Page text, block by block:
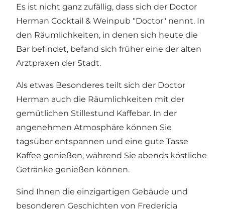
Es ist nicht ganz zufällig, dass sich der Doctor
Herman Cocktail & Weinpub "Doctor" nennt. In
den Räumlichkeiten, in denen sich heute die
Bar befindet, befand sich früher eine der alten
Arztpraxen der Stadt.
Als etwas Besonderes teilt sich der Doctor
Herman auch die Räumlichkeiten mit der
gemütlichen Stillestund Kaffebar. In der
angenehmen Atmosphäre können Sie
tagsüber entspannen und eine gute Tasse
Kaffee genießen, während Sie abends köstliche
Getränke genießen können.
Sind Ihnen die einzigartigen Gebäude und
besonderen Geschichten von Fredericia